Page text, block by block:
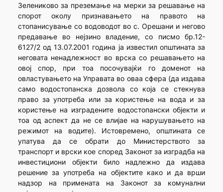
Зелениково за преземање на мерки за решавање на
спорот околу признавањето на правото на
стопанисување со водоводот во с. Орешани и негово
предавање во нејзино владение, со писмо бр.12-
6127/2 од 13.07.2001 година ја известил општината за
неговата ненадлежност во врска со решавањето на
овој спор, при тоа посочувајќи го доменот на
овластувањето на Управата во оваа сфера (да издава
само водостопанска дозвола со која се стекнува
право за употреба или за користење на вода и за
користење на изградените водостопански објекти и
тоа од аспект да не се влијае на нарушувањето на
режимот на водите). Истовремено, општината се
упатува да се обрати до Министерството за
транспорт и врски кое според Законот за изградба на
инвестициони објекти било надлежно да издава
решение за употреба на објектите како и да врши
надзор на примената на Законот за комунални